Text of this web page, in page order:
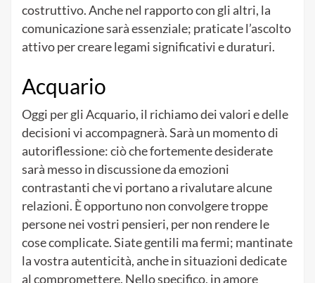
costruttivo. Anche nel rapporto con gli altri, la
comunicazione sarà essenziale; praticate l’ascolto
attivo per creare legami significativi e duraturi.
Acquario
Oggi per gli Acquario, il richiamo dei valori e delle
decisioni vi accompagnerà. Sarà un momento di
autoriflessione: ciò che fortemente desiderate
sarà messo in discussione da emozioni
contrastanti che vi portano a rivalutare alcune
relazioni. È opportuno non convolgere troppe
persone nei vostri pensieri, per non rendere le
cose complicate. Siate gentili ma fermi; mantinate
la vostra autenticità, anche in situazioni dedicate
al compromettere. Nello specifico, in amore